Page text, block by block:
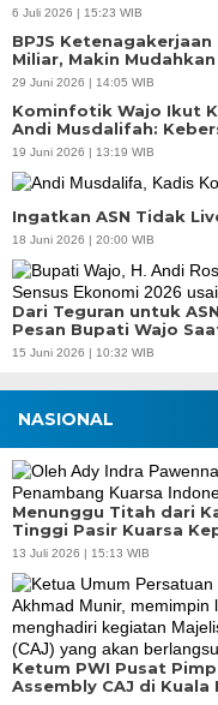
6 Juli 2026 | 15:23 WIB
BPJS
Miliar, Makin
29 Juni 2026 | 14:05 WIB
Kominfotik Wajo Ikut
Andi Musdalifah:
19 Juni 2026 | 13:19 WIB
Ingatkan ASN Tidak
18 Juni 2026 | 20:00 WIB
Dari Teguran untuk
Pesan Bupati Wajo
15 Juni 2026 | 10:32 WIB
NASIONAL
Menunggu Titah dari
Tinggi Pasir Kuarsa
13 Juli 2026 | 15:13 WIB
Ketum PWI Pusat
Assembly CAJ di Kuala